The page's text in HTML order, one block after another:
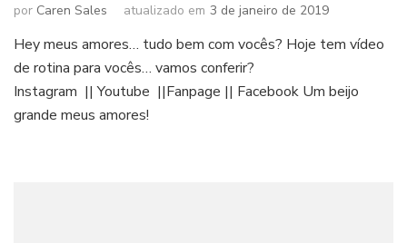
por Caren Sales atualizado em 3 de janeiro de 2019
Hey meus amores… tudo bem com vocês? Hoje tem vídeo
de rotina para vocês… vamos conferir?
Instagram || Youtube ||Fanpage || Facebook Um beijo
grande meus amores!